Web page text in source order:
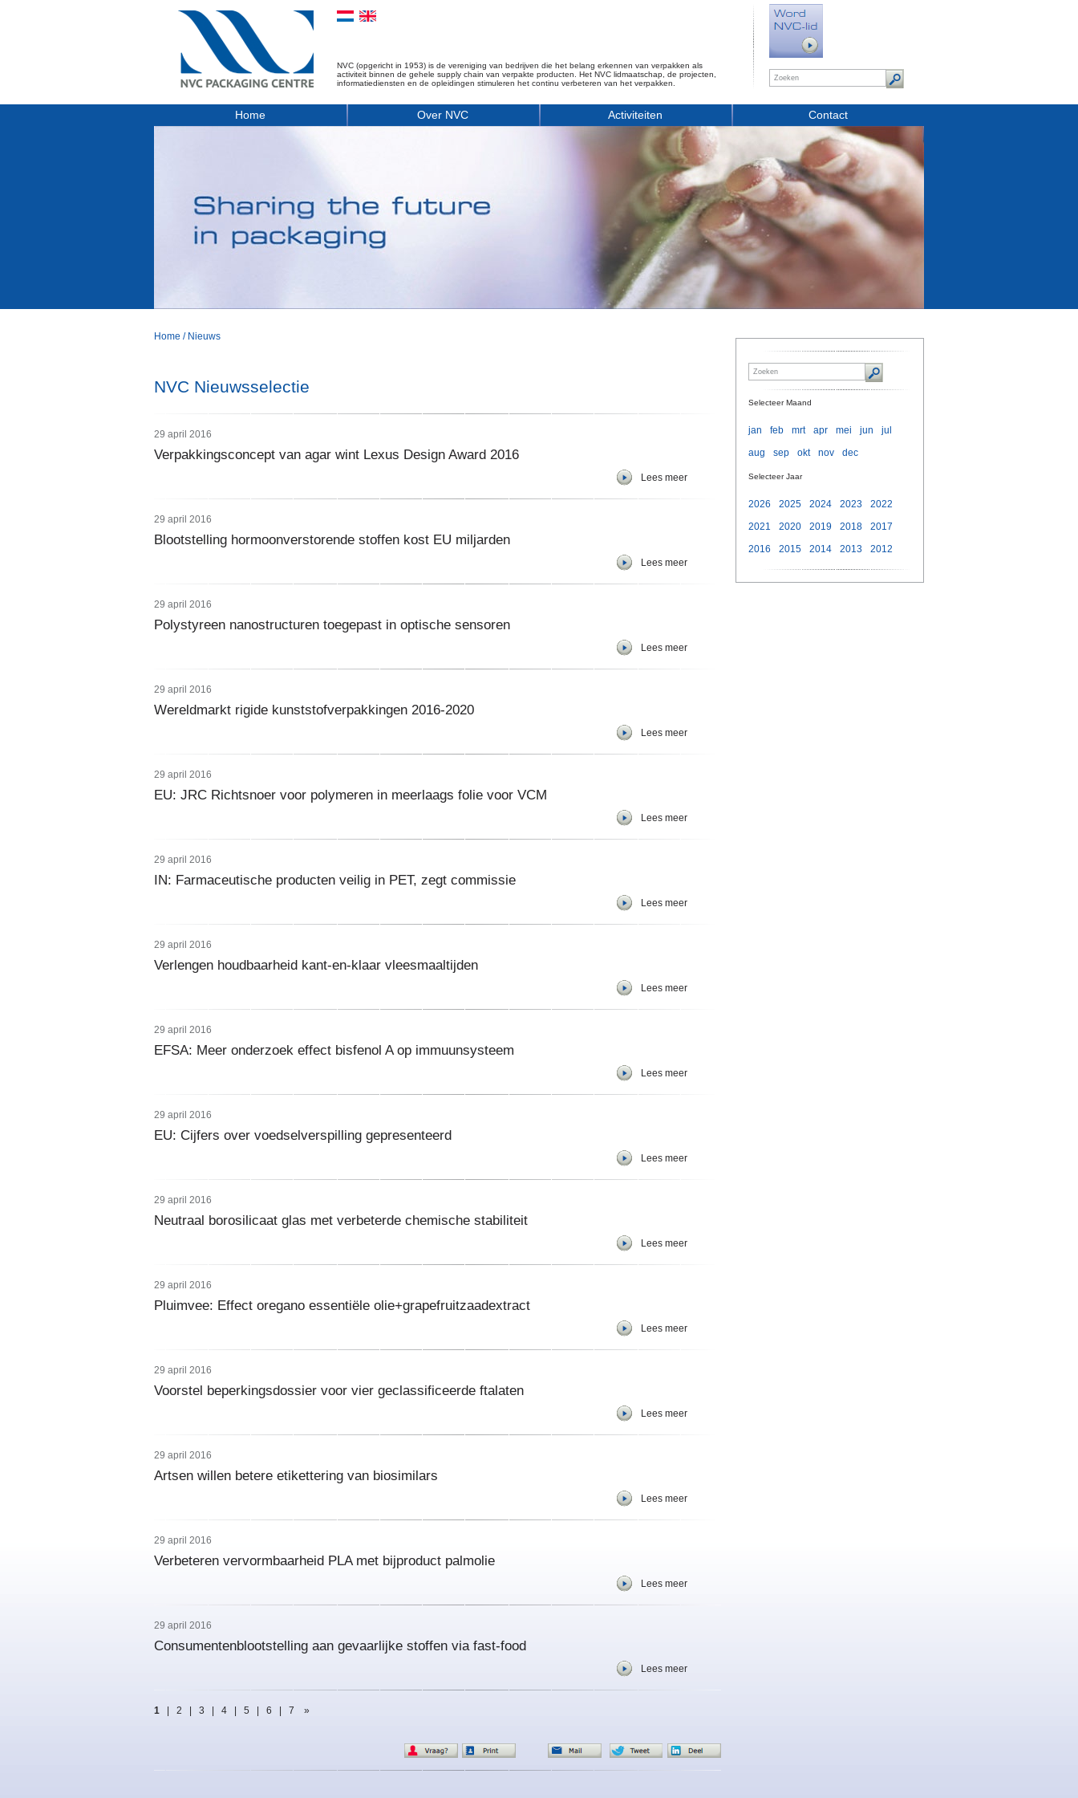
NVC (opgericht in 1953) is de vereniging van bedrijven die het belang erkennen van verpakken als
activiteit binnen de gehele supply chain van verpakte producten. Het NVC lidmaatschap, de projecten,
informatiediensten en de opleidingen stimuleren het continu verbeteren van het verpakken.
Home Over NVC Activiteiten Contact
Home / Nieuws
NVC Nieuwsselectie
29 april 2016
Verpakkingsconcept van agar wint Lexus Design Award 2016
Lees meer
29 april 2016
Blootstelling hormoonverstorende stoffen kost EU miljarden
Lees meer
29 april 2016
Polystyreen nanostructuren toegepast in optische sensoren
Lees meer
29 april 2016
Wereldmarkt rigide kunststofverpakkingen 2016-2020
Lees meer
29 april 2016
EU: JRC Richtsnoer voor polymeren in meerlaags folie voor VCM
Lees meer
29 april 2016
IN: Farmaceutische producten veilig in PET, zegt commissie
Lees meer
29 april 2016
Verlengen houdbaarheid kant-en-klaar vleesmaaltijden
Lees meer
29 april 2016
EFSA: Meer onderzoek effect bisfenol A op immuunsysteem
Lees meer
29 april 2016
EU: Cijfers over voedselverspilling gepresenteerd
Lees meer
29 april 2016
Neutraal borosilicaat glas met verbeterde chemische stabiliteit
Lees meer
29 april 2016
Pluimvee: Effect oregano essentiële olie+grapefruitzaadextract
Lees meer
29 april 2016
Voorstel beperkingsdossier voor vier geclassificeerde ftalaten
Lees meer
29 april 2016
Artsen willen betere etikettering van biosimilars
Lees meer
29 april 2016
Verbeteren vervormbaarheid PLA met bijproduct palmolie
Lees meer
29 april 2016
Consumentenblootstelling aan gevaarlijke stoffen via fast-food
Lees meer
1 2 3 4 5 6 7 »
Selecteer Maand
jan feb mrt apr mei jun
jul
aug
sep okt nov dec
Selecteer Jaar
2026 2025 2024 2023
2022
2021
2020 2019 2018
2017
2016
2015 2014 2013 2012